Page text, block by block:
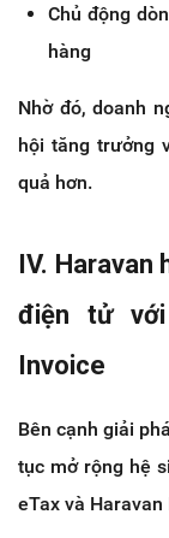
Chủ động
hàng
Nhờ đó, doanh
hội tăng trưởng
quả hơn.
IV. Haravan
điện tử với
Invoice
Bên cạnh giải
tục mở rộng hệ
eTax và Haravan